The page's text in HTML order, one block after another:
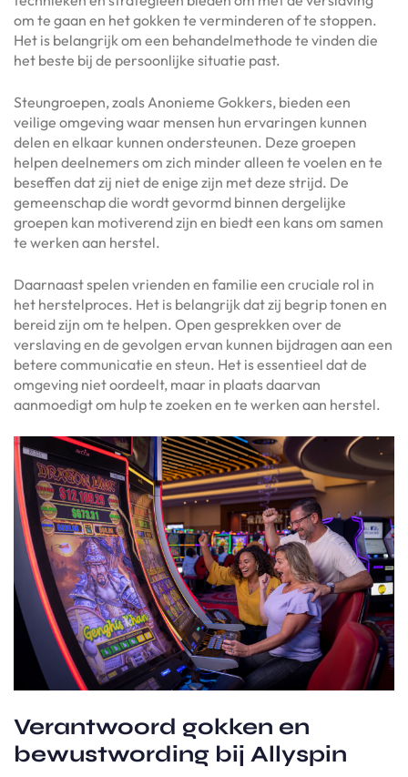
om te gaan en het gokken te verminderen of te stoppen.
Het is belangrijk om een behandelmethode te vinden die
het beste bij de persoonlijke situatie past.
Steungroepen, zoals Anonieme Gokkers, bieden een
veilige omgeving waar mensen hun ervaringen kunnen
delen en elkaar kunnen ondersteunen. Deze groepen
helpen deelnemers om zich minder alleen te voelen en te
beseffen dat zij niet de enige zijn met deze strijd. De
gemeenschap die wordt gevormd binnen dergelijke
groepen kan motiverend zijn en biedt een kans om samen
te werken aan herstel.
Daarnaast spelen vrienden en familie een cruciale rol in
het herstelproces. Het is belangrijk dat zij begrip tonen en
bereid zijn om te helpen. Open gesprekken over de
verslaving en de gevolgen ervan kunnen bijdragen aan een
betere communicatie en steun. Het is essentieel dat de
omgeving niet oordeelt, maar in plaats daarvan
aanmoedigt om hulp te zoeken en te werken aan herstel.
Verantwoord gokken en
bewustwording bij Allyspin